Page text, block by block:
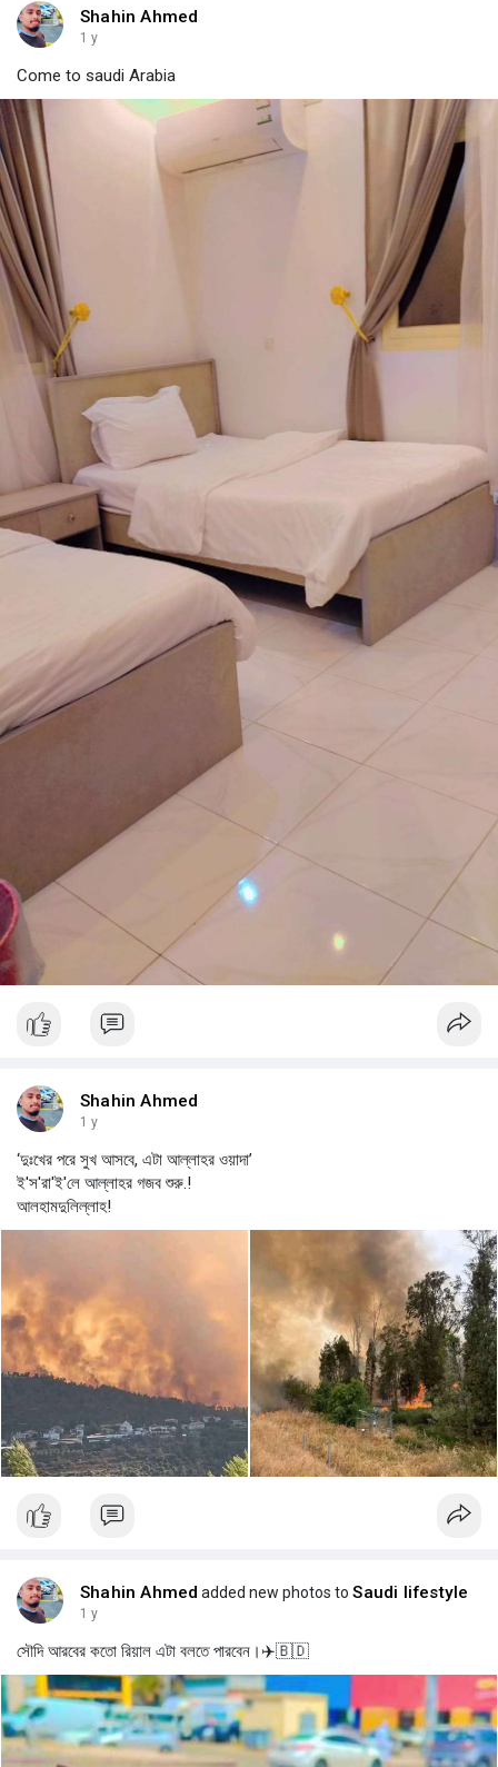
Shahin Ahmed
1 y
Come to saudi Arabia
Shahin Ahmed
1 y
‘দুঃখের পরে সুখ আসবে, এটা আল্লাহর ওয়াদা’
ই'স'রা'ই'লে আল্লাহর গজব শুরু.!
আলহামদুলিল্লাহ!
Shahin Ahmed added new photos toSaudi lifestyle
1 y
সৌদি আরবের কতো রিয়াল এটা বলতে পারবেন।✈️🇧🇩